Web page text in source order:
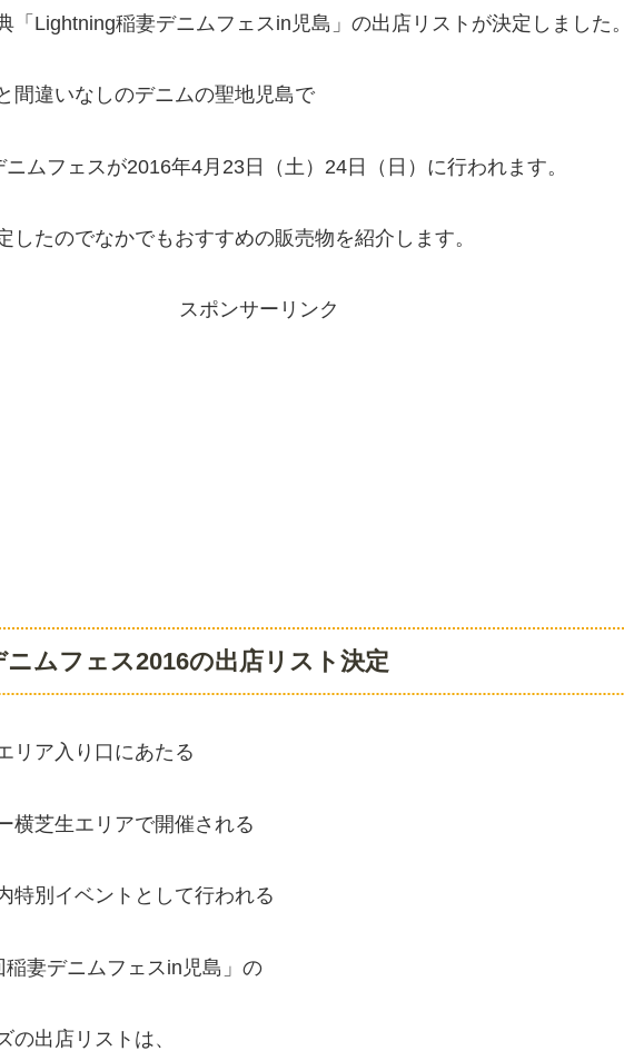
「Lightning稲妻デニムフェスin児島」の出店リストが決定しました。
間違いなしのデニムの聖地児島で
ムフェスが2016年4月23日（土）24日（日）に行われます。
したのでなかでもおすすめの販売物を紹介します。
スポンサーリンク
ニムフェス2016の出店リスト決定
リア入り口にあたる
横芝生エリアで開催される
特別イベントとして行われる
妻デニムフェスin児島」の
の出店リストは、